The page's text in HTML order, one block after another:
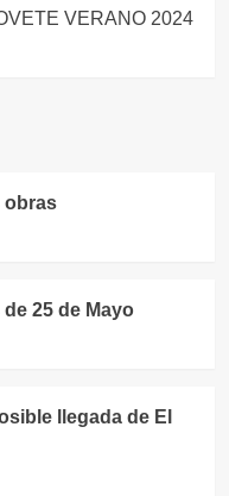
VERANO 2024
obras
25 de Mayo
llegada de El